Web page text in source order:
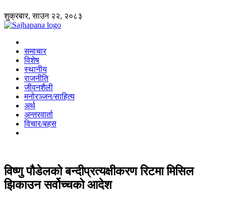
शुक्रबार, साउन २२, २०८३
समाचार
विशेष
स्थानीय
राजनीति
जीवनशैली
मनोरञ्जन/साहित्य
अर्थ
अन्तरवार्ता
विचार/बहस
विष्णु पौडेलको बन्दीप्रत्यक्षीकरण रिटमा मिसिल
झिकाउन सर्वोच्चको आदेश